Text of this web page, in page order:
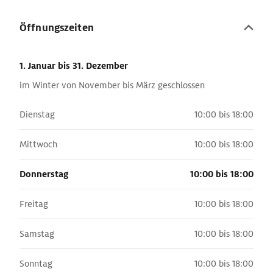
Öffnungszeiten
1. Januar bis 31. Dezember
im Winter von November bis März geschlossen
Dienstag 10:00 bis 18:00
Mittwoch 10:00 bis 18:00
Donnerstag 10:00 bis 18:00
Freitag 10:00 bis 18:00
Samstag 10:00 bis 18:00
Sonntag 10:00 bis 18:00